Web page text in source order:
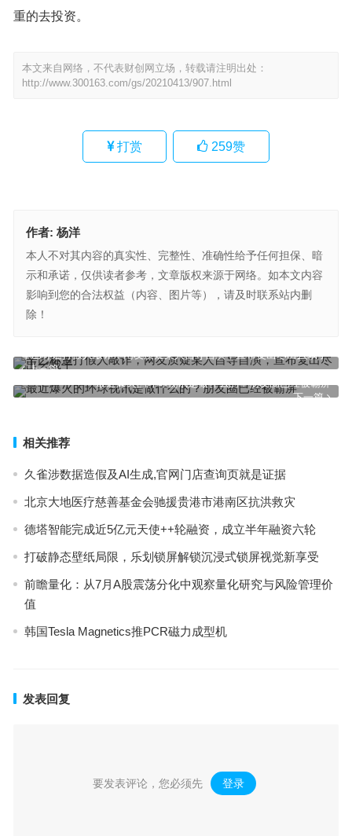
重的去投资。
本文来自网络，不代表财创网立场，转载请注明出处：
http://www.300163.com/gs/20210413/907.html
打赏 259赞
作者: 杨洋
本人不对其内容的真实性、完整性、准确性给予任何担保、暗
示和承诺，仅供读者参考，文章版权来源于网络。如本文内容
影响到您的合法权益（内容、图片等），请及时联系站内删
除！
上一篇
辛巴称遭打假人敲诈，网友质疑某人自导自演，宣布复出尽出幺蛾子
下一篇
最近爆火的环球视讯是做什么的？朋友圈已经被霸屏
相关推荐
久雀涉数据造假及AI生成,官网门店查询页就是证据
北京大地医疗慈善基金会驰援贵港市港南区抗洪救灾
德塔智能完成近5亿元天使++轮融资，成立半年融资六轮
打破静态壁纸局限，乐划锁屏解锁沉浸式锁屏视觉新享受
前瞻量化：从7月A股震荡分化中观察量化研究与风险管理价
值
韩国Tesla Magnetics推PCR磁力成型机
发表回复
要发表评论，您必须先 登录 。